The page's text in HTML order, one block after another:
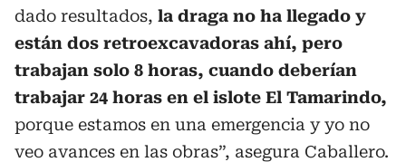
dado resultados, la draga no ha llegado y
están dos retroexcavadoras ahí, pero
trabajan solo 8 horas, cuando deberían
trabajar 24 horas en el islote El Tamarindo,
porque estamos en una emergencia y yo no
veo avances en las obras”, asegura Caballero.